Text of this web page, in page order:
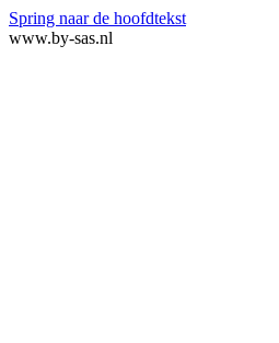
Spring naar de hoofdtekst
www.by-sas.nl